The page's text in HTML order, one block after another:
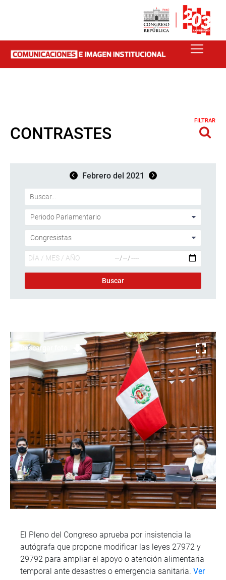
CONTRASTES
FILTRAR
Febrero del 2021
Descargar foto
El Pleno del Congreso aprueba por insistencia la
autógrafa que propone modificar las leyes 27972 y
29792 para ampliar el apoyo o atención alimentaria
temporal ante desastres o emergencia sanitaria. Ver